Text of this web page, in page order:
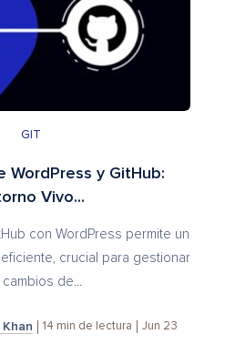
GIT
WordPress y GitHub:
Vivo...
con WordPress permite un
crucial para gestionar
cambios de...
14 min de lectura Jun 23